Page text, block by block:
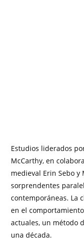
Estudios liderados
McCarthy, en
medieval Erin Sebo
sorprendentes
contemporáneas. La
en el
actuales, un método
una década.